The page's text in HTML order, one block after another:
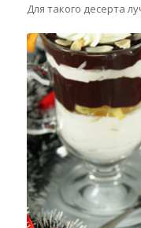
Для такого десерта